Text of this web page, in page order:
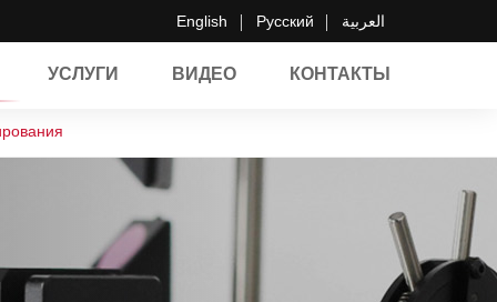
English Русский العربية
УСЛУГИ ВИДЕО КОНТАКТЫ